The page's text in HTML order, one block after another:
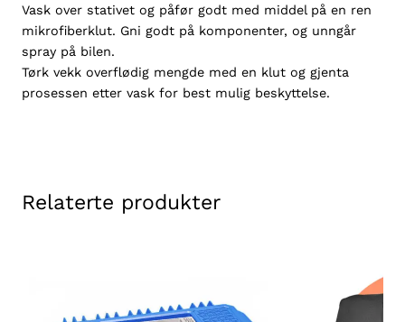
5
0
m
l
a
l
Vask over stativet og påfør godt med middel på en ren
mikrofiberklut. Gni godt på komponenter, og unngår
spray på bilen.
Tørk vekk overflødig mengde med en klut og gjenta
prosessen etter vask for best mulig beskyttelse.
Relaterte produkter